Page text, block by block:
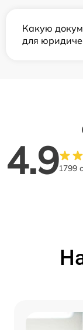
Какую
для
4.91799